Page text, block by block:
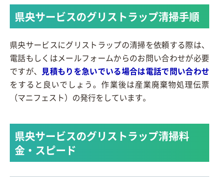
県央サービスのグリストラップ清掃手順
県央サービスにグリストラップの清掃を依頼する際は、
電話もしくはメールフォームからのお問い合わせが必要
ですが、 見積もりを急いでいる場合は電話で問い合わせ
をすると良いでしょう。作業後は産業廃棄物処理伝票
（マニフェスト）の発行をしています。
県央サービスのグリストラップ清掃料
金・スピード